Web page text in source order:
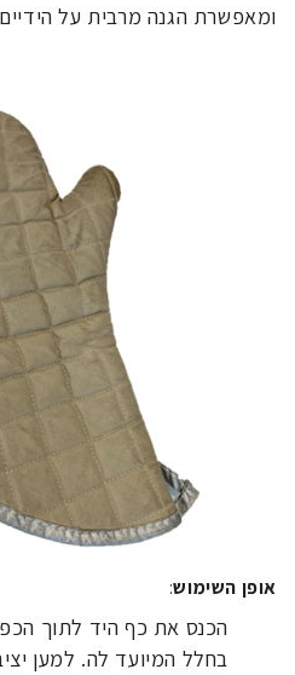
ומאפשרת הגנה מרבית על
אופן השימוש:
הכנס את כף היד לתוך
בחלל המיועד לה. למען